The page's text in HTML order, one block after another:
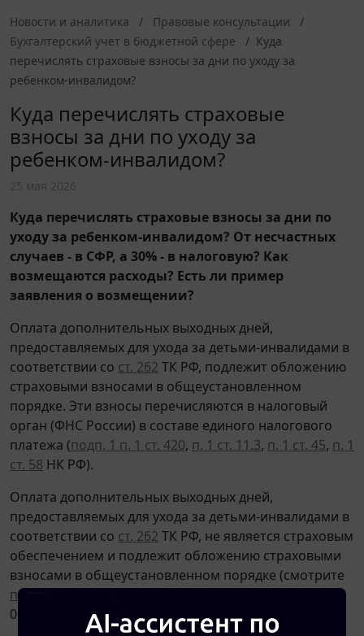
Новости и аналитика
Правовые консультации
Бухгалтерский учет в бюджетной сфере
Куда
перечислять страховые взносы за дни по уходу за
ребенком-инвалидом?
Куда перечислять страховые
взносы за дни по уходу за
ребенком-инвалидом?
Куда перечислять страховые взносы за дни по
уходу за ребенком-инвалидом? От несчастных
случаев - в СФР, а 30% - в налоговую? Как
возмещаются расходы? Есть ли пример
заявления о возмещении?
Оплата дополнительных выходных дней,
предоставляемых для ухода за детьми-инвалидами в
соответствии со ст. 262 ТК РФ, подлежит обложению
страховыми взносами в общеустановленном
порядке. Эти взносы перечисляются в налоговый
орган (ФНС России) в составе единого налогового
платежа (подп. 1 п. 1 ст. 420, п. 1 ст. 11.3, п. 1 ст. 45, п. 1
ст. 58 НК РФ).
Оплата дополнительных выходных дней,
предоставляемых для ухода за детьми-инвалидами в
соответствии со ст. 262 ТК РФ, не является страховым
обеспечением и подлежит обложению страховыми
взносами в общеустановленном порядке (смотрите
п. 4
06/16239).